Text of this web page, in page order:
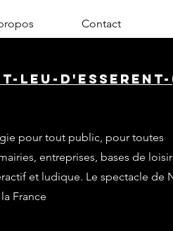
Contact
leu-d'esserent-
pour tout public, pour toutes
entreprises, bases de
et ludique. Le spectacle de
France